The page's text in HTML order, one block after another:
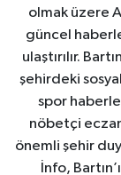
olmak üzere
güncel
ulaştırılır.
şehirdeki
spor
nöbetçi
önemli şehir
İnfo,